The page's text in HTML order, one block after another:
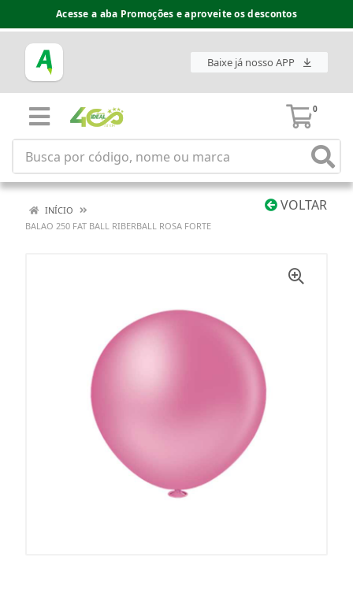
Acesse a aba Promoções e aproveite os descontos
Baixe já nosso APP
0
VOLTAR
INÍCIO
BALAO 250 FAT BALL RIBERBALL ROSA FORTE